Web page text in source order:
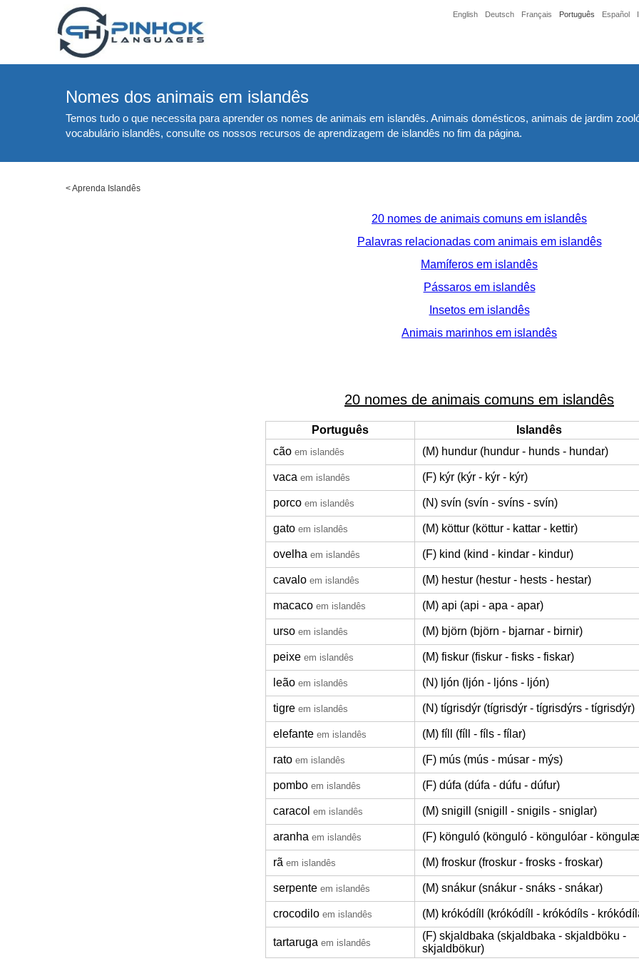
English Deutsch Français Português Español
Nomes dos animais em islandês
Temos tudo o que necessita para aprender os nomes de animais em islandês. Animais domésticos, animais de jardim
vocabulário islandês, consulte os nossos recursos de aprendizagem de islandês no fim da página.
<Aprenda Islandês
20 nomes de animais comuns em islandês
Palavras relacionadas com animais em islandês
Mamíferos em islandês
Pássaros em islandês
Insetos em islandês
Animais marinhos em islandês
20 nomes de animais comuns em islandês
Português
Islandês
cão em islandês (M) hundur (hundur - hunds - hundar)
vaca em islandês (F) kýr (kýr - kýr - kýr)
porco em islandês (N) svín (svín - svíns - svín)
gato em islandês (M) köttur (köttur - kattar - kettir)
ovelha em islandês (F) kind (kind - kindar - kindur)
cavalo em islandês (M) hestur (hestur - hests - hestar)
macaco em islandês (M) api (api - apa - apar)
urso em islandês (M) björn (björn - bjarnar - birnir)
peixe em islandês (M) fiskur (fiskur - fisks - fiskar)
leão em islandês (N) ljón (ljón - ljóns - ljón)
tigre em islandês (N) tígrisdýr (tígrisdýr - tígrisdýrs - tígrisdýr)
elefante em islandês (M) fíll (fíll - fíls - fílar)
rato em islandês (F) mús (mús - músar - mýs)
pombo em islandês (F) dúfa (dúfa - dúfu - dúfur)
caracol em islandês (M) snigill (snigill - snigils - sniglar)
aranha em islandês (F) könguló (könguló - köngulóar -
rã em islandês (M) froskur (froskur - frosks - froskar)
serpente em islandês (M) snákur (snákur - snáks - snákar)
crocodilo em islandês (M) krókódíll (krókódíll - krókódíls -
tartaruga em islandês
(F) skjaldbaka (skjaldbaka - skjaldböku -
skjaldbökur)